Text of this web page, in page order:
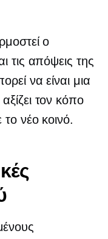
ο
τις απόψεις της
να είναι μια
τον κόπο
νέο κοινό.